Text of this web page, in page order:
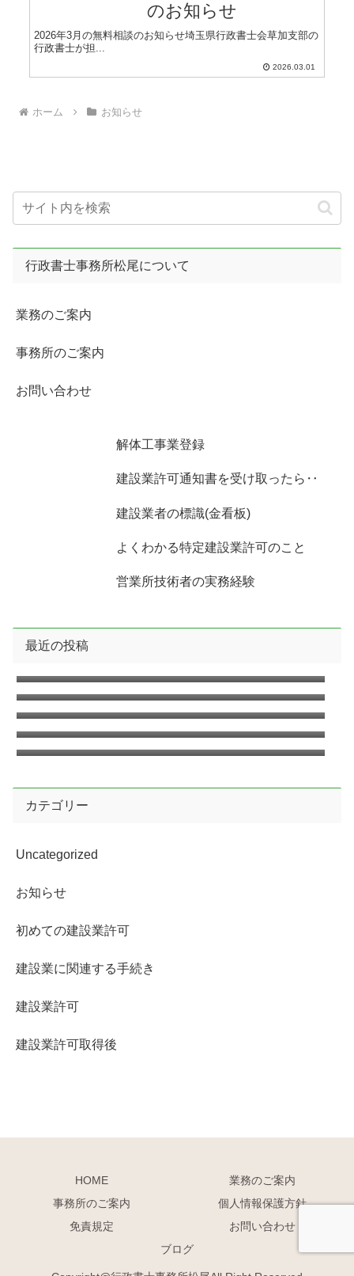
のお知らせ
2026年3月の無料相談のお知らせ埼玉県行政書士会草加支部の
行政書士が担...
2026.03.01
ホーム お知らせ
行政書士事務所松尾について
業務のご案内
事務所のご案内
お問い合わせ
解体工事業登録
建設業許可通知書を受け取ったら‥
建設業者の標識(金看板)
よくわかる特定建設業許可のこと
営業所技術者の実務経験
最近の投稿
2026年7月の無料相談のお知らせ
2026年6月の無料相談のお知らせ
臨時休業日のお知らせ2026年6月
2026年5月の無料相談のお知らせ
カテゴリー
Uncategorized
お知らせ
初めての建設業許可
建設業に関連する手続き
建設業許可
建設業許可取得後
HOME
業務のご案内
事務所のご案内
個人情報保護方針
免責規定
お問い合わせ
ブログ